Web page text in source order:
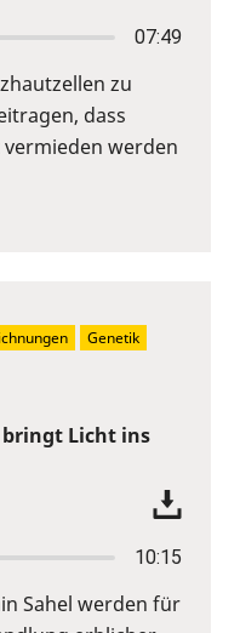
07:49
zu
dass
werden
bringt Licht ins
10:15
Sahel werden für
Genetik